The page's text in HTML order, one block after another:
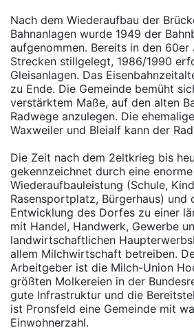
Nach dem Wiederaufbau der
Bahnanlagen wurde 1949 der
aufgenommen. Bereits in den
Strecken stillgelegt, 1986/1990
Gleisanlagen. Das
zu Ende. Die Gemeinde bemüht
verstärktem Maße, auf den alten
Radwege anzulegen. Die
Waxweiler und Bleialf kann der
Die Zeit nach dem 2eltkrieg bis
gekennzeichnet durch eine enorme
Wiederaufbauleistung (Schule,
Rasensportplatz, Bürgerhaus) und
Entwicklung des Dorfes zu einer
mit Handel, Handwerk, Gewerbe
landwirtschaftlichen
allem Milchwirtschaft betreiben.
Arbeitgeber ist die Milch-Union
größten Molkereien in der
gute Infrastruktur und die
ist Pronsfeld eine Gemeinde mit
Einwohnerzahl.